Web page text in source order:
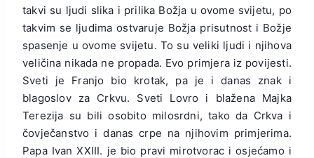
takvi su ljudi slika i prilika Božja u ovome svijetu, po
takvim se ljudima ostvaruje Božja prisutnost i Božje
spasenje u ovome svijetu. To su veliki ljudi i njihova
veličina nikada ne propada. Evo primjera iz povijesti.
Sveti je Franjo bio krotak, pa je i danas znak i
blagoslov za Crkvu. Sveti Lovro i blažena Majka
Terezija su bili osobito milosrdni, tako da Crkva i
čovječanstvo i danas crpe na njihovim primjerima.
Papa Ivan XXIII. je bio pravi mirotvorac i osjećamo i